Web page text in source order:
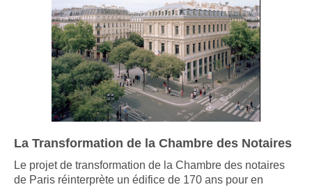
La Transformation de la Chambre des Notaires
Le projet de transformation de la Chambre des notaires
de Paris réinterprète un édifice de 170 ans pour en